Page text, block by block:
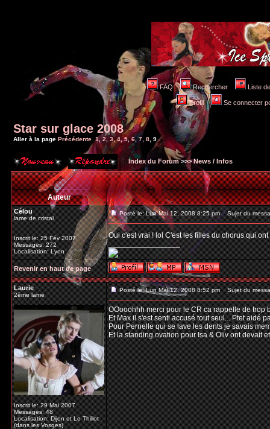
FAQ Rechercher Liste
Profil Se connecter
Star sur glace 2008
Aller à la page Précédente 1,2 3,4,5,6 ,7 8 9
Index du Forum>>>News / Infos
Auteur
Célou
lame de cristal
Inscrit le: 25 Fév 2007
Messages: 272
Localisation: Lyon
Posté le: Lun Mai 12, 2008 8:25 pm Sujet du
Oui c'est vrai ! lol C'est les filles du chorus qui
_________________
Revenir en haut de page
Laurie
2ème lame
Inscrit le: 29 Mai 2007
Messages: 48
Localisation: Dijon et Le Thillot
(dans les Vosges)
Posté le: Lun Mai 12, 2008 8:52 pm Sujet du
OOooohhh merci pour le CR ca rappelle de trop
Et Max il s'est senti accusé tout seul... Ptet aidé
Pour Pernelle qui se lave les dents je savais
Et la standing ovation pour Isa & Oliv ont devait